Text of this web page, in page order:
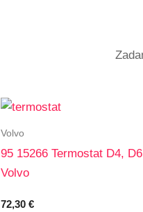
Volvo
95 15266 Termostat D4, D6
Volvo
72,30 €